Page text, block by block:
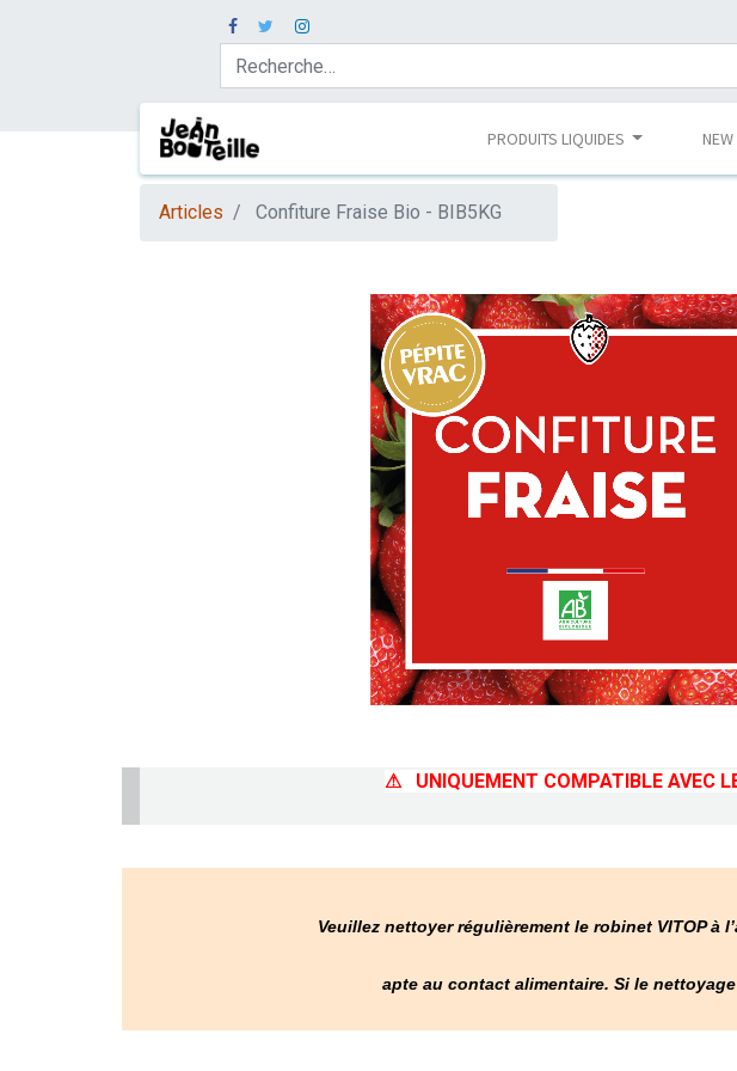
PRODUITS LIQUIDES
Articles Confiture Fraise Bio - BIB5KG
⚠ UNIQUEMENT COMPATIBLE AVEC
Veuillez nettoyer régulièrement le robinet VITOP
apte au contact alimentaire. Si le